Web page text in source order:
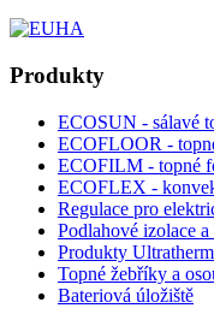
Produkty
ECOSUN - sálavé
ECOFLOOR -
ECOFILM - topné
ECOFLEX -
Regulace pro
Podlahové izolace
Produkty Ultratherm
Topné žebříky a
Bateriová úložiště